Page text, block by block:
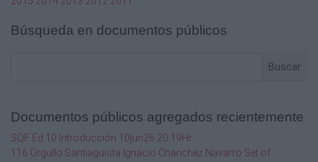
Búsqueda en documentos públicos
Buscar
Documentos públicos agregados recientemente
SQF Ed 10 Introducción 10jun26 20.19Hr
116 Orgullo Santiaguista Ignacio Chanchez Navarro Set of